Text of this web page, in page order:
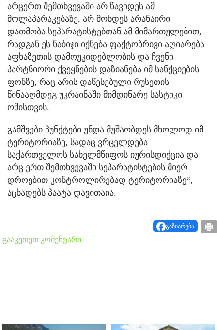
არცერთ შემთხვევაში არ წავიდეს ამ
მოლაპარაკებაზე, არ მოხდეს არანაირი
დათმობა სეპარატისტებთან ამ მიმართულებით,
რადგან ეს ნაბიჯი იქნება ფაქტობრივი აღიარება
აფხაზეთის დამოუკიდებლობის და ჩვენი
პარტნიორი ქვეყნების დაზიანება იმ სანქციების
ფონზე, რაც არის დაწესებული რუსეთის
წინააღმდეგ უკრაინაში მიმდინარე სასტიკი
ომისთვის.
გამშვები პუნქტები უნდა მუშაობდეს მხოლოდ იმ
ტერიტორიაზე, სადაც ვრცელდება
საქართველოს სახელმწიფოს იურისდიქცია და
არც ერთ შემთხვევაში სეპარატისტების მიერ
დროებით კონტროლირებად ტერიტორიაზე“,-
აცხადებს პაატა დავითაია.
გაზიარება
გააკეთეთ კომენტარი